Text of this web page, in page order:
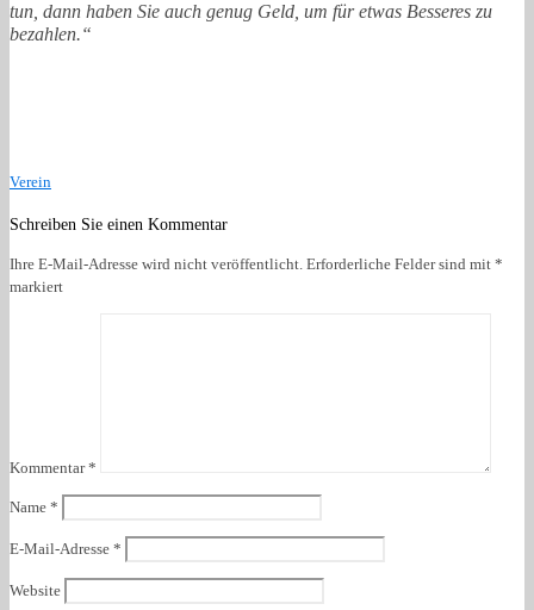
tun, dann haben Sie auch genug Geld, um für etwas Besseres zu
bezahlen.“
Verein
Schreiben Sie einen Kommentar
Ihre E-Mail-Adresse wird nicht veröffentlicht. Erforderliche Felder sind mit *
markiert
Kommentar*
Name *
E-Mail-Adresse *
Website